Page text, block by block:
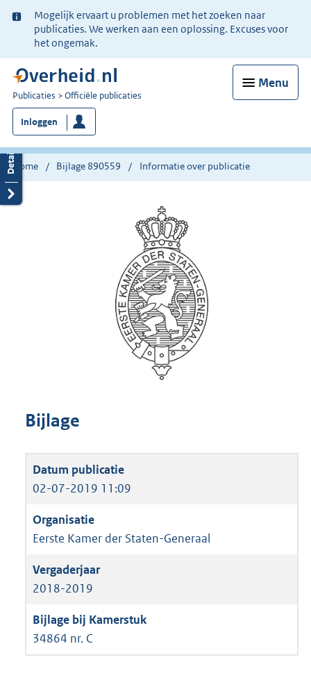
Ter
informatie:
Mogelijk ervaart u problemen met het zoeken naar
publicaties. We werken aan een oplossing. Excuses voor
het ongemak.
Menu
U
bent
nu
hier:
Publicaties Officiële publicaties
Inloggen
Home Bijlage 890559 Informatie over publicatie
Bijlage
02-07-2019 11:09
Eerste Kamer der Staten-Generaal
2018-2019
34864 nr. C